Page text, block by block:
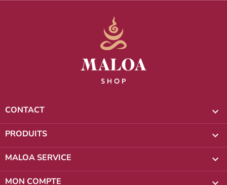
CONTACT 
PRODUITS 
MALOA SERVICE 
MON COMPTE